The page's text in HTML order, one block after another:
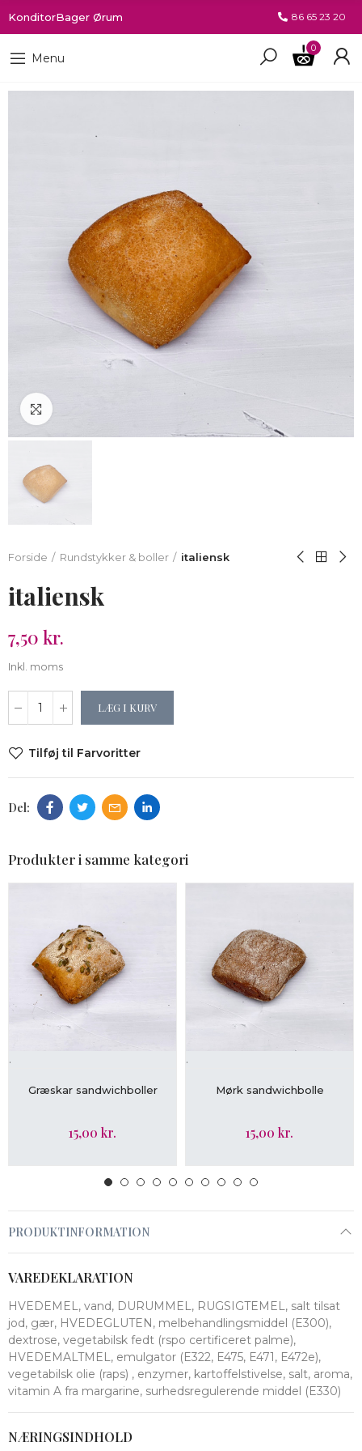
KonditorBager Ørum 86 65 23 20
Menu
0
Forside Rundstykker & boller italiensk
italiensk
7,50 kr.
Inkl. moms
LÆG I KURV
Tilføj til Farvoritter
Produkter i samme kategori
LÆG I KURV
.
Græskar sandwichboller
15,00 kr.
LÆG I KURV
.
Mørk sandwichbolle
15,00 kr.
PRODUKTINFORMATION
VAREDEKLARATION
HVEDEMEL, vand, DURUMMEL, RUGSIGTEMEL, salt tilsat
jod, gær, HVEDEGLUTEN, melbehandlingsmiddel (E300),
dextrose, vegetabilsk fedt (rspo certificeret palme),
HVEDEMALTMEL, emulgator (E322, E475, E471, E472e),
vegetabilsk olie (raps) , enzymer, kartoffelstivelse, salt, aroma,
vitamin A fra margarine, surhedsregulerende middel (E330)
NÆRINGSINDHOLD